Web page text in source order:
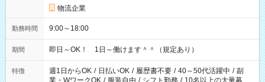
物流企業
勤務時間 9:00～18:00
期間 即日～OK！ 1日～働けます＾＾（規定あり）
特徴 週1日からOK / 日払いOK / 履歴書不要 / 40～50代活躍中 / 副
業・WワークOK / 服装自由 / シフト勤務 / 10名以上の大量募